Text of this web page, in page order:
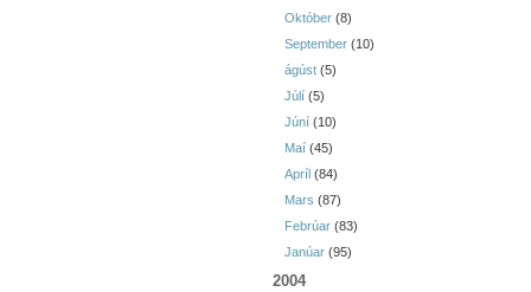
Október (8)
September (10)
ágúst (5)
Júlí (5)
Júní (10)
Maí (45)
Apríl (84)
Mars (87)
Febrúar (83)
Janúar (95)
2004